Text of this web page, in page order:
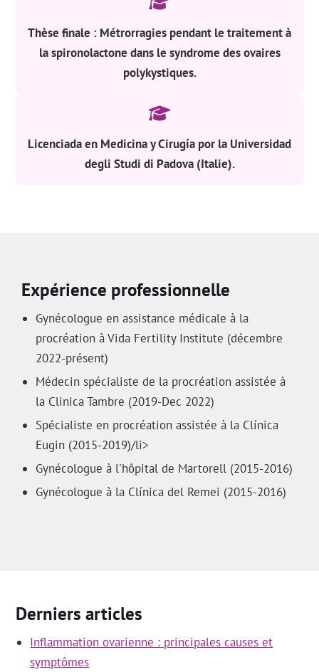
Thèse finale : Métrorragies pendant le traitement à
la spironolactone dans le syndrome des ovaires
polykystiques.
Licenciada en Medicina y Cirugía por la Universidad
degli Studi di Padova (Italie).
Expérience professionnelle
Gynécologue en assistance médicale à la
procréation à Vida Fertility Institute (décembre
2022-présent)
Médecin spécialiste de la procréation assistée à
la Clinica Tambre (2019-Dec 2022)
Spécialiste en procréation assistée à la Clínica
Eugin (2015-2019)/li>
Gynécologue à l'hôpital de Martorell (2015-2016)
Gynécologue à la Clínica del Remei (2015-2016)
Derniers articles
Inflammation ovarienne : principales causes et
symptômes